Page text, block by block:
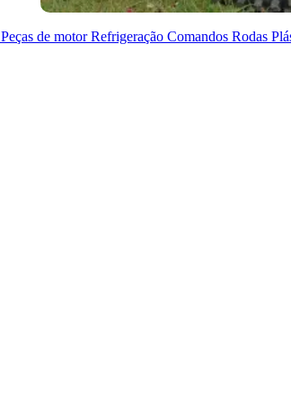
Peças de motorRefrigeração Comandos Rodas